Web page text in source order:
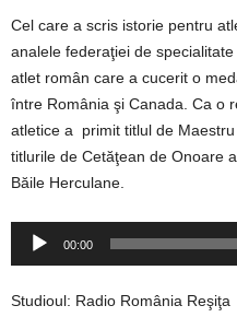
Cel care a scris istorie pentru
analele federaţiei de
atlet român care a cucerit o
între România şi Canada. Ca o
atletice a primit titlul de
titlurile de Cetăţean de Onoare
Băile Herculane.
Player
00:00
Studioul: Radio România Reşiţa